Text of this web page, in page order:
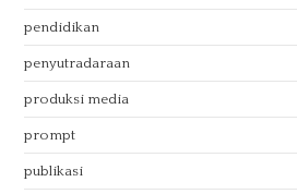
pendidikan
penyutradaraan
produksi media
prompt
publikasi